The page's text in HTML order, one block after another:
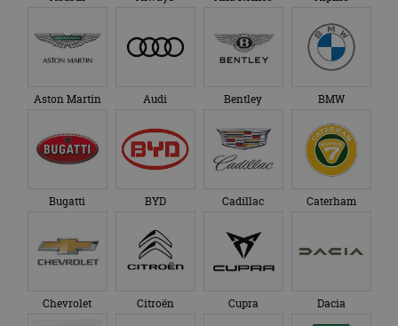
Aston Martin Audi Bentley BMW
Bugatti BYD Cadillac Caterham
Chevrolet Citroën Cupra Dacia